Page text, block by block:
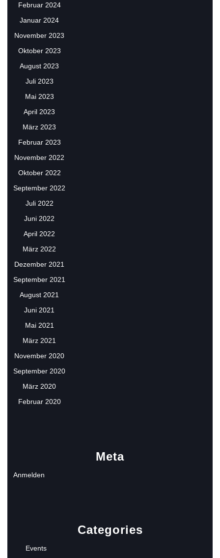
Februar 2024
Januar 2024
November 2023
Oktober 2023
August 2023
Juli 2023
Mai 2023
April 2023
März 2023
Februar 2023
November 2022
Oktober 2022
September 2022
Juli 2022
Juni 2022
April 2022
März 2022
Dezember 2021
September 2021
August 2021
Juni 2021
Mai 2021
März 2021
November 2020
September 2020
März 2020
Februar 2020
Meta
Anmelden
Categories
Events